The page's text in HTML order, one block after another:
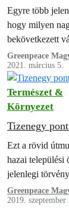
Egyre több
hogy milyen
bekövetkezett
Ahhoz, hogy
Greenpeace
2021. március 5.
Természet &
Környezet
Tizenegy
Ezt a rövid
hazai települési
jelenlegi
önkormányzati
Greenpeace
2019. szeptember